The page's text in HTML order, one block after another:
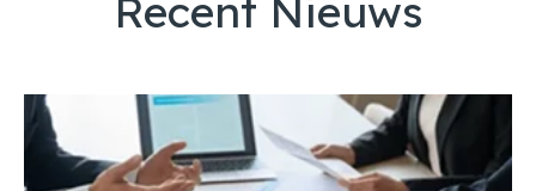
Recent Nieuws